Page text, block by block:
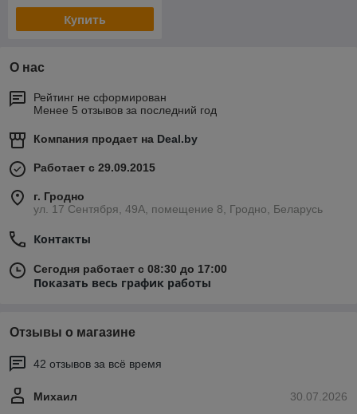
Купить
О нас
Рейтинг не сформирован
Менее 5 отзывов за последний год
Компания продает на Deal.by
Работает с 29.09.2015
г. Гродно
ул. 17 Сентября, 49А, помещение 8, Гродно, Беларусь
Контакты
Сегодня работает с 08:30 до 17:00
Показать весь график работы
Отзывы о магазине
42 отзывов за всё время
30.07.2026
Михаил